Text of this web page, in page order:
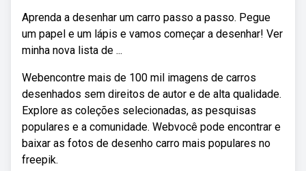
Aprenda a desenhar um carro passo a passo. Pegue
um papel e um lápis e vamos começar a desenhar! Ver
minha nova lista de ...
Webencontre mais de 100 mil imagens de carros
desenhados sem direitos de autor e de alta qualidade.
Explore as coleções selecionadas, as pesquisas
populares e a comunidade. Webvocê pode encontrar e
baixar as fotos de desenho carro mais populares no
freepik.